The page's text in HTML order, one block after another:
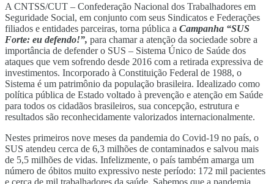
A CNTSS/CUT – Confederação Nacional dos Trabalhadores em
Seguridade Social, em conjunto com seus Sindicatos e Federações
filiados e entidades parceiras, torna pública a Campanha “SUS
Forte: eu defendo!”, para chamar a atenção da sociedade sobre a
importância de defender o SUS – Sistema Único de Saúde dos
ataques que vem sofrendo desde 2016 com a retirada expressiva de
investimentos. Incorporado à Constituição Federal de 1988, o
Sistema é um patrimônio da população brasileira. Idealizado como
política pública de Estado voltado à prevenção e atenção em Saúde
para todos os cidadãos brasileiros, sua concepção, estrutura e
resultados são reconhecidamente valorizados internacionalmente.
Nestes primeiros nove meses da pandemia do Covid-19 no país, o
SUS atendeu cerca de 6,3 milhões de contaminados e salvou mais
de 5,5 milhões de vidas. Infelizmente, o país também amarga um
número de óbitos muito expressivo neste período: 172 mil pacientes
e cerca de mil trabalhadores da saúde. Sabemos que a pandemia